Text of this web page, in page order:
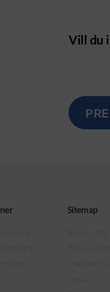
Vill du
Sitemap